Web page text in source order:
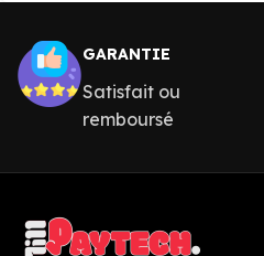
GARANTIE
Satisfait ou
remboursé